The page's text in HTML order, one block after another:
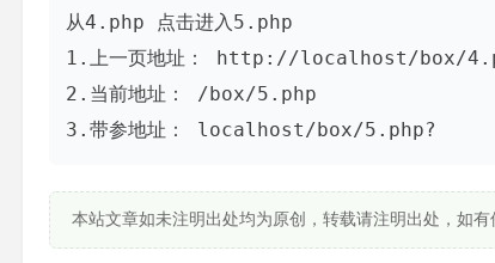
从4.php 点击进入5.php
1.上一页地址： http://localhost/box/
2.当前地址： /box/5.php
3.带参地址： localhost/box/5.php?
本站文章如未注明出处均为原创，转载请注明出处，如有